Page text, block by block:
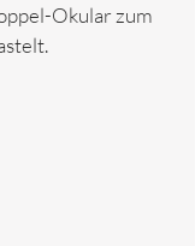
Okular zum